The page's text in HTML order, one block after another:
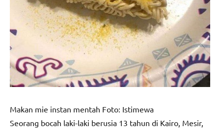
Makan mie instan mentah Foto: Istimewa
Seorang bocah laki-laki berusia 13 tahun di Kairo, Mesir,